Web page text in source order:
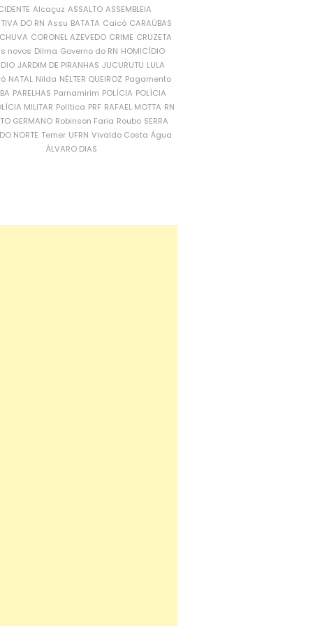
Alcaçuz ASSALTO ASSEMBLEIA
DO RN Assu BATATA Caicó CARAÚBAS
CORONEL AZEVEDO CRIME CRUZETA
novos Dilma Governo do RN HOMICÍDIO
JARDIM DE PIRANHAS JUCURUTU LULA
NATAL Nilda NÉLTER QUEIROZ Pagamento
PARELHAS Parnamirim POLÍCIA POLÍCIA
MILITAR Política PRF RAFAEL MOTTA RN
GERMANO Robinson Faria Roubo SERRA
NORTE Temer UFRN Vivaldo Costa Água
ÁLVARO DIAS